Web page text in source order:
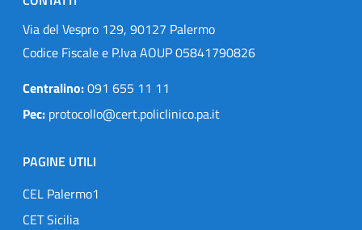
Via del Vespro 129, 90127 Palermo
Codice Fiscale e P.Iva AOUP 05841790826
Centralino:091 655 11 11
Pec: protocollo@cert.policlinico.pa.it
PAGINE UTILI
CEL Palermo1
CET Sicilia